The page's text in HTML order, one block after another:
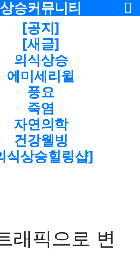
승커뮤니티
[공지]
[새글]
의식상승
에미세리윌
풍요
죽염
자연의학
건강웰빙
식상승힐링샵]
래픽으로 변